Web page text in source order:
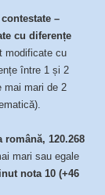
–
cu diferențe
modificate cu
între 1 și 2
mai mari de 2
română, 120.268
mari sau egale
nota 10 (+46